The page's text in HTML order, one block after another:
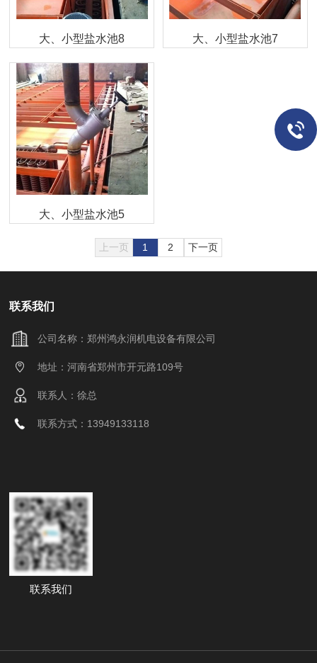
大、小型盐水池8 大、小型盐水池7
大、小型盐水池5
上一页 1 2 下一页
联系我们
公司名称：郑州鸿永润机电设备有限公司
地址：河南省郑州市开元路109号
联系人：徐总
联系方式：13949133118
联系我们